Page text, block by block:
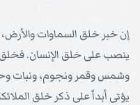
إن خبر خلق السماوات
ينصب على خلق الإنسان.
وشمس وقمر ونجوم، ونبات
يؤتى أبداً على ذكر خلق